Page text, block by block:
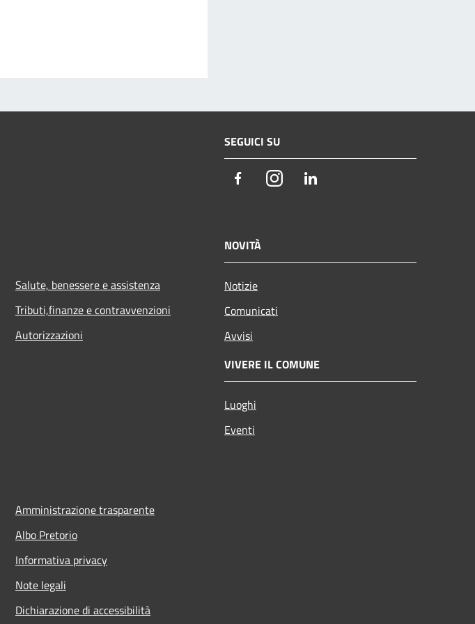
SEGUICI SU
FacebookInstagram
Salute, benessere e assistenza
Tributi,finanze e contravvenzioni
Autorizzazioni
NOVITÀ
Notizie
Comunicati
Avvisi
VIVERE IL COMUNE
Luoghi
Eventi
Amministrazione trasparente
Albo Pretorio
Informativa privacy
Note legali
Dichiarazione di accessibilità